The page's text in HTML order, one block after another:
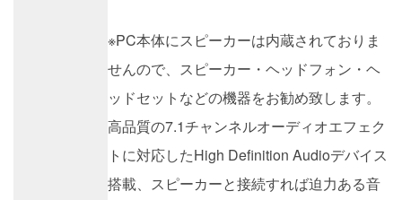
※PC本体にスピーカーは内蔵されておりま
せんので、スピーカー・ヘッドフォン・ヘ
ッドセットなどの機器をお勧め致します。
高品質の7.1チャンネルオーディオエフェク
トに対応したHigh Definition Audioデバイス
搭載、スピーカーと接続すれば迫力ある音